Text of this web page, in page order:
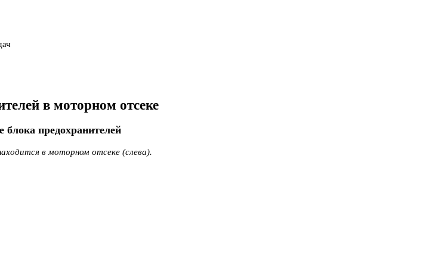
в моторном отсеке
блока предохранителей
в моторном отсеке (слева).